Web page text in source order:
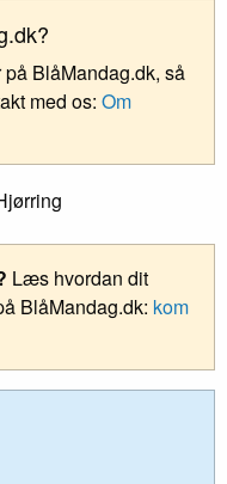
BlåMandag.dk, så
med os: Om
Læs hvordan dit
BlåMandag.dk: kom